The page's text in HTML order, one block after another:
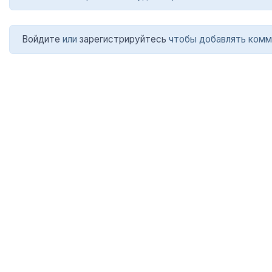
Войдите или зарегистрируйтесь чтобы добавлять